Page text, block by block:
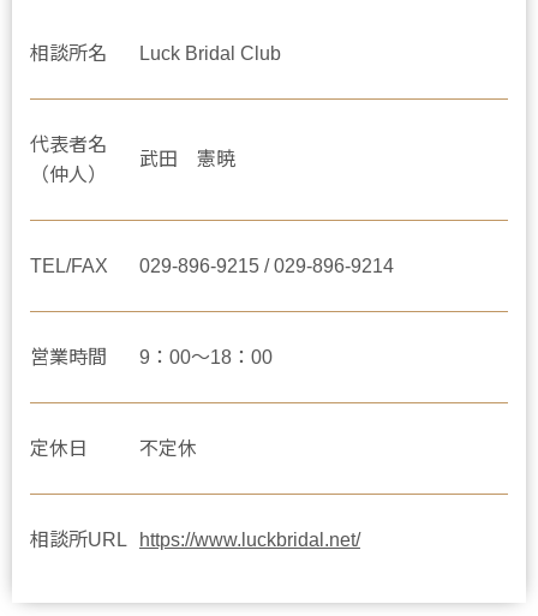
相談所名 Luck Bridal Club
代表者名
（仲人）
武田 憲暁
TEL/FAX 029-896-9215 / 029-896-9214
営業時間 9：00～18：00
定休日 不定休
相談所URL https://www.luckbridal.net/